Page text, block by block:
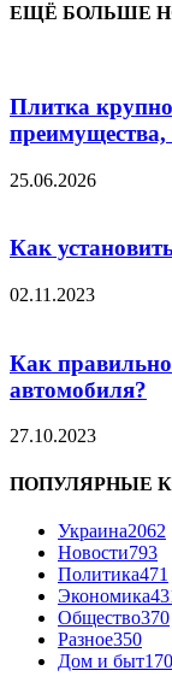
ЕЩЁ БОЛЬШЕ
Плитка
25.06.2026
Как
02.11.2023
Как
автомобиля?
27.10.2023
ПОПУЛЯРНЫЕ
Украина2062
Новости793
Политика471
Экономика
Общество370
Разное350
Дом и быт170